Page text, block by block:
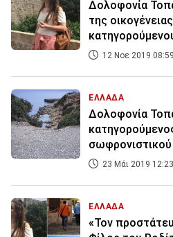
Δολοφονία
της
12 Νοε 2019 08:59
ΕΛΛΑΔΑ
Δολοφονία
23 Μάι 2019 12:23
ΕΛΛΑΔΑ
«Τον